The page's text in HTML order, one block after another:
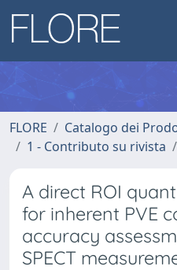
FLORE
Catalogo dei
1 - Contributo su rivista
A direct ROI
for inherent PVE
accuracy
SPECT